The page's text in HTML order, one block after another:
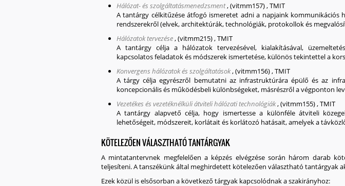
Hálózat- és szolgáltatásmenedzsment ,(vitmm157) ,TMIT
A tantárgy célkitűzése átfogó ismeretet adni a napjaink kommunikációs
rendszerekről (elvek, architektúrák, technológiák, protokollok és
Hálózatok tervezése ,(vitmm215) ,TMIT
A tantárgy célja a hálózatok tervezésével, kialakításával,
kapcsolatos feladatok és módszerek ismertetése, különös tekintettel a
Konvergens hálózatok és szolgáltatások ,(vitmm156) ,TMIT
A tárgy célja egyrészről bemutatni az infrastruktúrára épülő és az
koncepcionális és működésbeli különbségeket, másrészről a végponton
Vezetékes és vezetéknélküli átviteli hálózati technológiák ,(vitmm155) ,TMIT
A tantárgy alapvető célja, hogy ismertesse a különféle átviteli
lehetőségeit, módszereit, korlátait és korlátozó hatásait, amelyek a
KÖTELEZŐEN VÁLASZTHATÓ TANTÁRGYAK
A mintatantervnek megfelelően a képzés elvégzése során három darab
teljesíteni. A tanszékünk által meghirdetett kötelezően választható tantárgyak
Ezek közül is elsősorban a következő tárgyak kapcsolódnak a szakirányhoz: